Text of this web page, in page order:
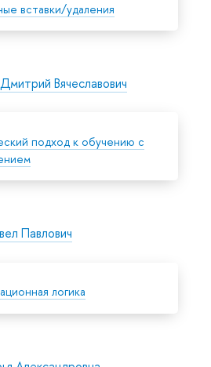
вставки/удаления
Вячеславович
подход к обучению с
Павлович
логика